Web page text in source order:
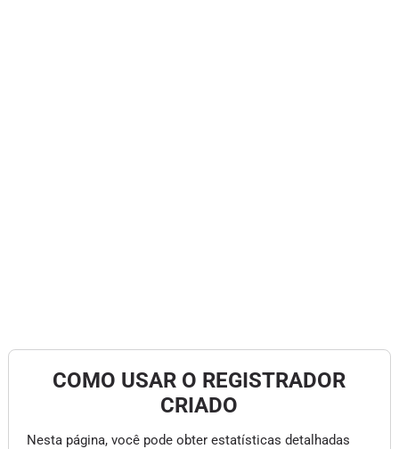
COMO USAR O REGISTRADOR
CRIADO
Nesta página, você pode obter estatísticas detalhadas